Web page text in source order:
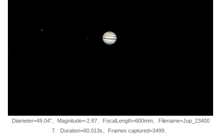
Diameter=49.04″、Magnitude=-2.87、FocalLength=600mm、Filename=Jup_23400
7、Duration=60.013s、Frames captured=3499、